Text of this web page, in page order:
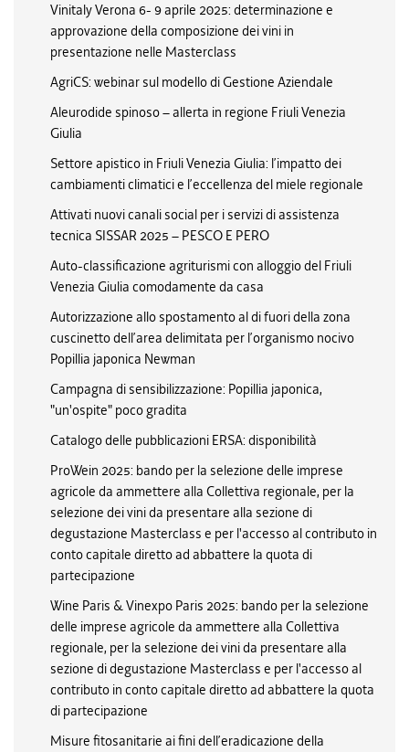
Vinitaly Verona 6- 9 aprile 2025: determinazione e
approvazione della composizione dei vini in
presentazione nelle Masterclass
AgriCS: webinar sul modello di Gestione Aziendale
Aleurodide spinoso – allerta in regione Friuli Venezia
Giulia
Settore apistico in Friuli Venezia Giulia: l’impatto dei
cambiamenti climatici e l’eccellenza del miele regionale
Attivati nuovi canali social per i servizi di assistenza
tecnica SISSAR 2025 – PESCO E PERO
Auto-classificazione agriturismi con alloggio del Friuli
Venezia Giulia comodamente da casa
Autorizzazione allo spostamento al di fuori della zona
cuscinetto dell’area delimitata per l’organismo nocivo
Popillia japonica Newman
Campagna di sensibilizzazione: Popillia japonica,
"un'ospite" poco gradita
Catalogo delle pubblicazioni ERSA: disponibilità
ProWein 2025: bando per la selezione delle imprese
agricole da ammettere alla Collettiva regionale, per la
selezione dei vini da presentare alla sezione di
degustazione Masterclass e per l'accesso al contributo in
conto capitale diretto ad abbattere la quota di
partecipazione
Wine Paris & Vinexpo Paris 2025: bando per la selezione
delle imprese agricole da ammettere alla Collettiva
regionale, per la selezione dei vini da presentare alla
sezione di degustazione Masterclass e per l'accesso al
contributo in conto capitale diretto ad abbattere la quota
di partecipazione
Misure fitosanitarie ai fini dell’eradicazione della